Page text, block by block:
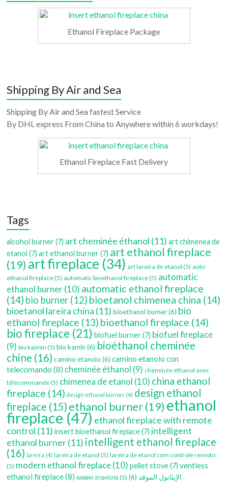
Ethanol Fireplace Package
Shipping By Air and Sea
Shipping By Air and Sea fastest Service
By DHL express From China to Anywhere within 6 workdays!
Ethanol Fireplace Fast Delivery
Tags
alcohol burner(7) art cheminée éthanol (11) art chimenea de
etanol (7) art ethanol burner(7) art ethanol fireplace
(19) art fireplace (34) art lareira de etanol (5) auto
ethanol fireplace(5) automatic bioethanol fireplace(5) automatic
ethanol burner(10) automatic ethanol fireplace
(14) bio burner (12) bioetanol chimenea china (14)
bioetanol lareira china (11) bioethanol burner(6) bio
ethanol fireplace (13) bioethanol fireplace (14)
bio fireplace (21) biofuel burner(7) biofuel fireplace
(9) bio kaimin (5) bio kamin (6) bioéthanol cheminée
chine (16) camino etanolo (6) camino etanolo con
telecomando (8) cheminée éthanol (9) cheminée éthanol avec
télécommande(5) chimenea de etanol (10) china ethanol
fireplace (14) design ethanol burner (4) design ethanol
fireplace (15) ethanol burner(19) ethanol
fireplace(47) ethanol fireplace with remote
control (11) insert bioethanol fireplace(7) intelligent
ethanol burner(11) intelligent ethanol fireplace
(16) lareira (4) lareira de etanol (5) lareira de etanol com controle remoto
(5) modern ethanol fireplace(10) pellet stove(7) ventless
ethanol fireplace(8) камин этанола(5) الإيثانول الموقد(6)